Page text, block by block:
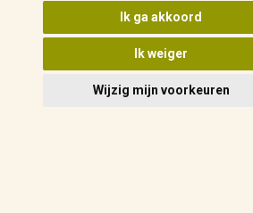
Ik ga akkoord
Ik weiger
Wijzig mijn voorkeuren
Update cookies voorkeuren
Privacy Policy